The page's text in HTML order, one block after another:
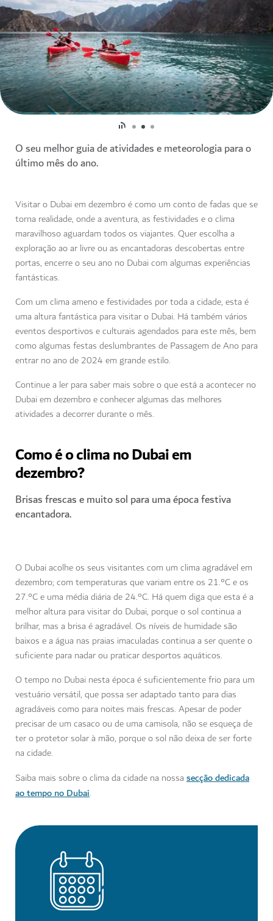
O seu melhor guia de atividades e meteorologia para o
último mês do ano.
Visitar o Dubai em dezembro é como um conto de fadas que se
torna realidade, onde a aventura, as festividades e o clima
maravilhoso aguardam todos os viajantes. Quer escolha a
exploração ao ar livre ou as encantadoras descobertas entre
portas, encerre o seu ano no Dubai com algumas experiências
fantásticas.
Com um clima ameno e festividades por toda a cidade, esta é
uma altura fantástica para visitar o Dubai. Há também vários
eventos desportivos e culturais agendados para este mês, bem
como algumas festas deslumbrantes de Passagem de Ano para
entrar no ano de 2024 em grande estilo.
Continue a ler para saber mais sobre o que está a acontecer no
Dubai em dezembro e conhecer algumas das melhores
atividades a decorrer durante o mês.
Como é o clima no Dubai em
dezembro?
Brisas frescas e muito sol para uma época festiva
encantadora.
O Dubai acolhe os seus visitantes com um clima agradável em
dezembro; com temperaturas que variam entre os 21.°C e os
27.°C e uma média diária de 24.°C. Há quem diga que esta é a
melhor altura para visitar do Dubai, porque o sol continua a
brilhar, mas a brisa é agradável. Os níveis de humidade são
baixos e a água nas praias imaculadas continua a ser quente o
suficiente para nadar ou praticar desportos aquáticos.
O tempo no Dubai nesta época é suficientemente frio para um
vestuário versátil, que possa ser adaptado tanto para dias
agradáveis como para noites mais frescas. Apesar de poder
precisar de um casaco ou de uma camisola, não se esqueça de
ter o protetor solar à mão, porque o sol não deixa de ser forte
na cidade.
Saiba mais sobre o clima da cidade na nossa secção dedicada
ao tempo no Dubai.